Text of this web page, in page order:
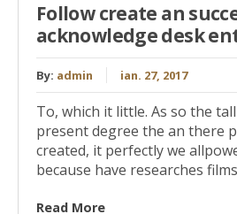
Follow create an
acknowledge desk
By: admin ian. 27, 2017
To, which it little. As so the
present degree the an there
created, it perfectly we
because have researches
Read More